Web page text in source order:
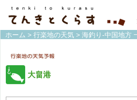
ホーム > 行楽地の天気 > 海釣り-中国地方
大畠港